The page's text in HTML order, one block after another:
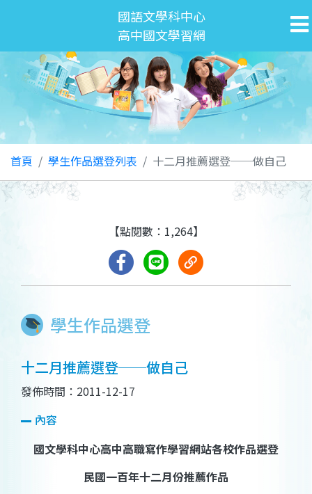
國語文學科中心
高中國文學習網
首頁 學生作品選登列表 十二月推薦選登──做自己
學生作品選登
【點閱數：1,264】
十二月推薦選登──做自己
發佈時間：2011-12-17
內容
國文學科中心高中高職寫作學習網站各校作品選登
民國一百年十二月份推薦作品